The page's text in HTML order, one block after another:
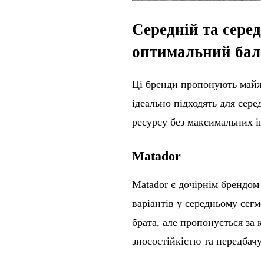
Середній та
оптимальний
Ці бренди пропонують
ідеально підходять для
ресурсу без максимальних
Matador
Matador є дочірнім
варіантів у середньому
брата, але пропонується
зносостійкістю та